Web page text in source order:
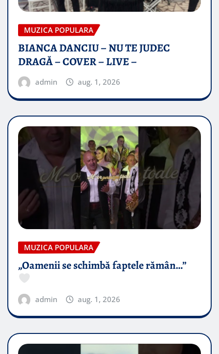
MUZICA POPULARA
BIANCA DANCIU – NU TE JUDEC
DRAGĂ – COVER – LIVE –
admin aug. 1, 2026
MUZICA POPULARA
„Oamenii se schimbă faptele rămân…”
admin aug. 1, 2026